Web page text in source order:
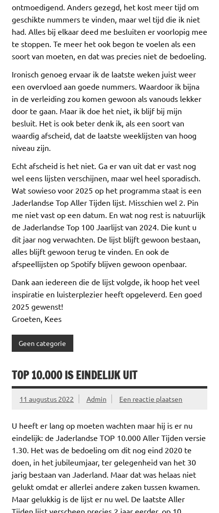
ontmoedigend. Anders gezegd, het kost meer tijd om
geschikte nummers te vinden, maar wel tijd die ik niet
had. Alles bij elkaar deed me besluiten er voorlopig mee
te stoppen. Te meer het ook begon te voelen als een
soort van moeten, en dat was precies niet de bedoeling.
Ironisch genoeg ervaar ik de laatste weken juist weer
een overvloed aan goede nummers. Waardoor ik bijna
in de verleiding zou komen gewoon als vanouds lekker
door te gaan. Maar ik doe het niet, ik blijf bij mijn
besluit. Het is ook beter denk ik, als een soort van
waardig afscheid, dat de laatste weeklijsten van hoog
niveau zijn.
Echt afscheid is het niet. Ga er van uit dat er vast nog
wel eens lijsten verschijnen, maar wel heel sporadisch.
Wat sowieso voor 2025 op het programma staat is een
Jaderlandse Top Aller Tijden lijst. Misschien wel 2. Pin
me niet vast op een datum. En wat nog rest is natuurlijk
de Jaderlandse Top 100 Jaarlijst van 2024. Die kunt u
dit jaar nog verwachten. De lijst blijft gewoon bestaan,
alles blijft gewoon terug te vinden. En ook de
afspeellijsten op Spotify blijven gewoon openbaar.
Dank aan iedereen die de lijst volgde, ik hoop het veel
inspiratie en luisterplezier heeft opgeleverd. Een goed
2025 gewenst!
Groeten, Kees
Geen categorie
TOP 10.000 IS EINDELIJK UIT
11 augustus 2022 Admin Een reactie plaatsen
U heeft er lang op moeten wachten maar hij is er nu
eindelijk: de Jaderlandse TOP 10.000 Aller Tijden versie
1.30. Het was de bedoeling om dit nog eind 2020 te
doen, in het jubileumjaar, ter gelegenheid van het 30
jarig bestaan van Jaderland. Maar dat was helaas niet
gelukt omdat er allerlei andere zaken tussen kwamen.
Maar gelukkig is de lijst er nu wel. De laatste Aller
Tijden lijst verscheen precies 2 jaar eerder, op 10